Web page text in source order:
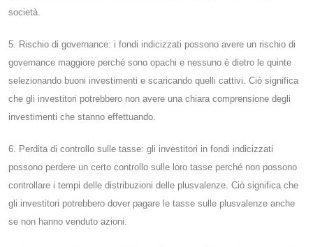
società.
5. Rischio di governance: i fondi indicizzati possono avere un rischio di
governance maggiore perché sono opachi e nessuno è dietro le quinte
selezionando buoni investimenti e scaricando quelli cattivi. Ciò significa
che gli investitori potrebbero non avere una chiara comprensione degli
investimenti che stanno effettuando.
6. Perdita di controllo sulle tasse: gli investitori in fondi indicizzati
possono perdere un certo controllo sulle loro tasse perché non possono
controllare i tempi delle distribuzioni delle plusvalenze. Ciò significa che
gli investitori potrebbero dover pagare le tasse sulle plusvalenze anche
se non hanno venduto azioni.